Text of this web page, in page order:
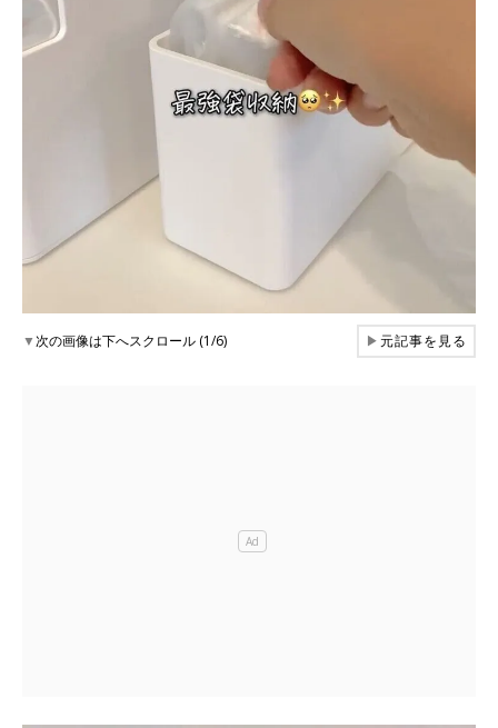
▼次の画像は下へスクロール (1/6) ▶元記事を見る